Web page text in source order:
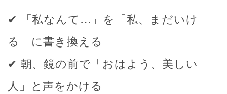
✔ 「私なんて…」を「私、まだいけ
る」に書き換える
✔ 朝、鏡の前で「おはよう、美しい
人」と声をかける